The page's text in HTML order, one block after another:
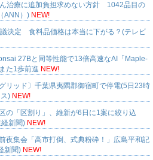
ん治療に追加負担求めない方針 1042品目の
ANN）) NEW!
決定 食料品価格は本当に下がる？(テレビ
27Bと同等性能で13倍高速なAI「Maple-
た1歩前進 NEW!
リッド〕千葉県夷隅郡御宿町で停電(5日23時
) NEW!
の「区割り」、維新が6日に1案に絞り込
新聞) NEW!
夜集会「高市打倒、式典粉砕！」広島平和記
新聞) NEW!